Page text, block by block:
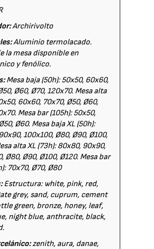
Archirivolto
Aluminio termolacado.
la mesa disponible en
y fenólico.
Mesa baja (50h): 50x50, 60x60,
Ø60, Ø70, 120x70. Mesa alta
60x60, 70x70, Ø50, Ø60,
Mesa bar (105h): 50x50,
Ø60. Mesa baja XL (50h):
100x100, Ø80, Ø90, Ø100,
alta XL (73h): 80x80, 90x90,
Ø80, Ø90, Ø100, Ø120. Mesa bar
70x70, Ø70, Ø80
Estructura: white, pink, red,
grey, sand, cuprum, cement
green, bronze, honey, leaf,
night blue, anthracite, black,
zenith, aura, danae,